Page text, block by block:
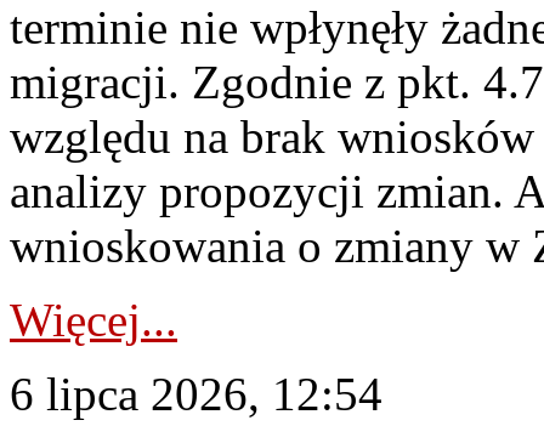
terminie nie wpłynęły
migracji. Zgodnie z pkt.
względu na brak
analizy propozycji zmian.
wnioskowania o zmiany w
Więcej...
6 lipca 2026, 12:54